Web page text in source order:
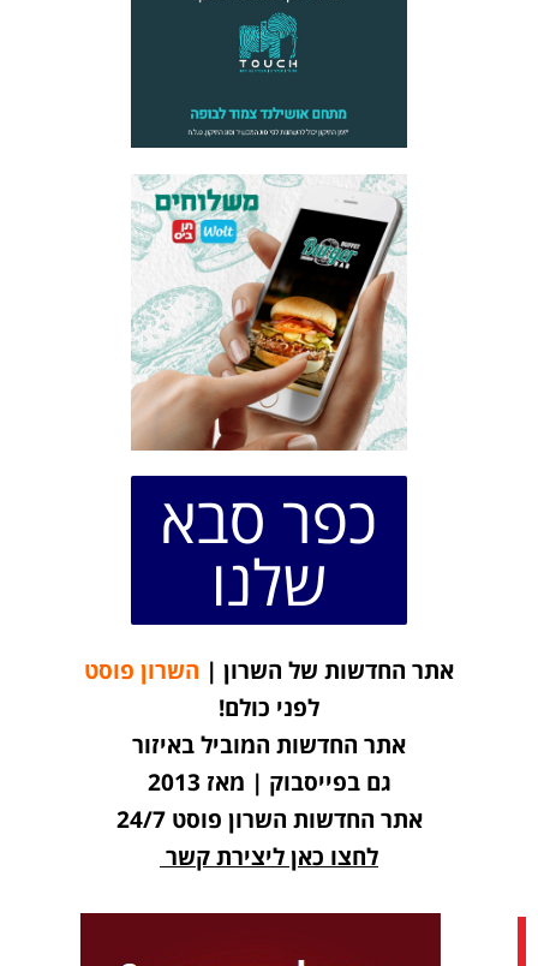
כפר סבא
שלנו
אתר החדשות של השרון | השרון פוסט
לפני כולם!
אתר החדשות המוביל באיזור
גם בפייסבוק | מאז 2013
אתר החדשות השרון פוסט 24/7
לחצו כאן ליצירת קשר